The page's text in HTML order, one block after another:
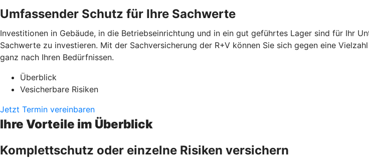
Umfassender Schutz für Ihre Sachwerte
Investitionen in Gebäude, in die Betriebseinrichtung und in ein gut geführtes Lager sind für Ihr
Sachwerte zu investieren. Mit der Sachversicherung der R+V können Sie sich gegen eine
ganz nach Ihren Bedürfnissen.
Überblick
Vesicherbare Risiken
Jetzt Termin vereinbaren
Ihre Vorteile im Überblick
Komplettschutz oder einzelne Risiken versichern